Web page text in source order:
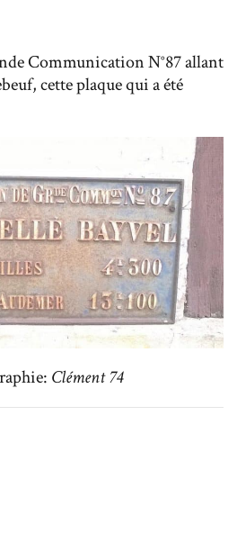
Communication N°87 allant
cette plaque qui a été
Clément 74